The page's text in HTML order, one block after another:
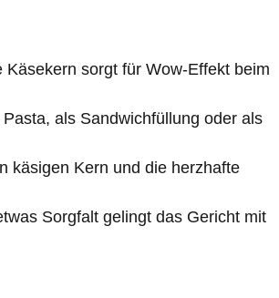
Käsekern sorgt für Wow-Effekt beim
als Sandwichfüllung oder als
käsigen Kern und die herzhafte
Sorgfalt gelingt das Gericht mit